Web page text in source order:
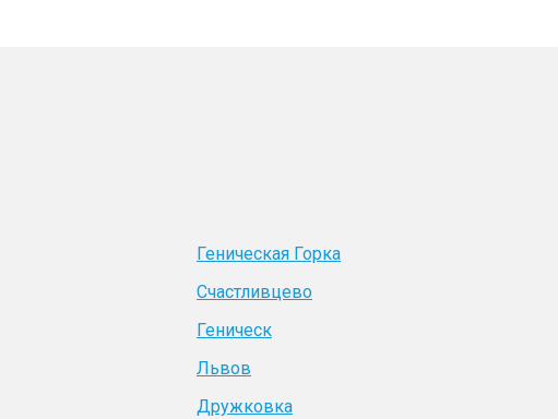
Геническая Горка
Счастливцево
Геническ
Львов
Дружковка